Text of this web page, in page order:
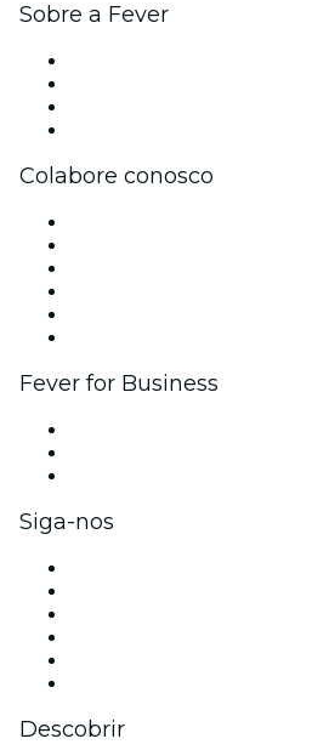
Sobre a Fever
Colabore conosco
Fever for Business
Siga-nos
Descobrir